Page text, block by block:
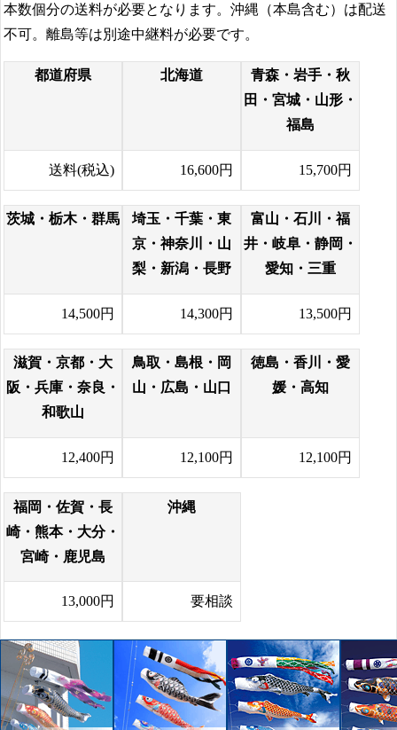
本数個分の送料が必要となります。沖縄（本島含む）は配送
不可。離島等は別途中継料が必要です。
都道府県
送料(税込)
北海道
16,600円
青森・岩手・秋
田・宮城・山形・
福島
15,700円
茨城・栃木・群馬
14,500円
埼玉・千葉・東
京・神奈川・山
梨・新潟・長野
14,300円
富山・石川・福
井・岐阜・静岡・
愛知・三重
13,500円
滋賀・京都・大
阪・兵庫・奈良・
和歌山
12,400円
鳥取・島根・岡
山・広島・山口
12,100円
徳島・香川・愛
媛・高知
12,100円
福岡・佐賀・長
崎・熊本・大分・
宮崎・鹿児島
13,000円
沖縄
要相談